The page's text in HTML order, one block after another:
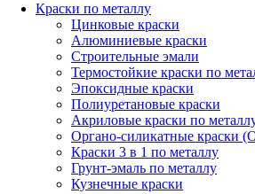
Краски по металлу
Цинковые краски
Алюминиевые краски
Строительные эмали
Термостойкие краски по
Эпоксидные краски
Полиуретановые краски
Акриловые краски по
Органо-силикатные краски
Краски 3 в 1 по металлу
Грунт-эмаль по металлу
Кузнечные краски